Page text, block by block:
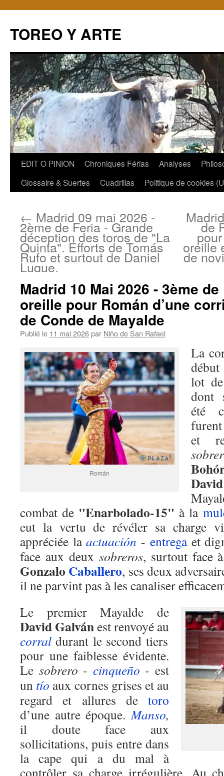
TOREO Y ARTE
Aller
EDIT O PINION Chroniques Férias Analyses
Glossaire & Suertes
Cuadrillas Politique de cookies
← Madrid 09 mai 2026 -
2ème de Feria - Grande
déception des toros de "La
Quinta". Efforts de Tomás
Rufo et surtout de Daniel
Luque.
de
oreille
de
Madrid 10 Mai 2026 - 3ème
oreille pour Román d’une
de Conde de Mayalde
Publié le 11 mai 2026par Niño de San Rafael
Román
La
lot
dont
été
et
combat de "Enarbolado-15" à la
eut la vertu de révéler sa charge
appréciée laactuación - entregaet
face aux deux sobreros, surtout face
Gonzalo Caballero, ses deux
il ne parvint pas à les canaliser
Le premier Mayalde de
David Galvánest renvoyé au
corral durant le second tiers
pour une faiblesse évidente.
Le sobrero - cinqueño - est
un tío aux cornes grises et au
regard et allures de toro
d’une autre époque.Manso,
il doute face aux
sollicitations, puis entre dans
la cape qui a du mal à
contrôler sa charge irrégulière. Au